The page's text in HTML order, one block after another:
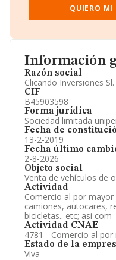
Información
Razón social
Clicando Inversiones Sl.
CIF
B45903598
Forma jurídica
Sociedad limitada
Fecha de
13-2-2019
Fecha último
2-8-2026
Objeto social
Venta de vehículos de
Actividad
Comercio al por
camiones, autocares,
bicicletas.. etc; asi com
Actividad CNAE
4781 - Comercio al
Estado de la
Viva
Consejo de
Directivos y
Información oficial
QUIERO MI